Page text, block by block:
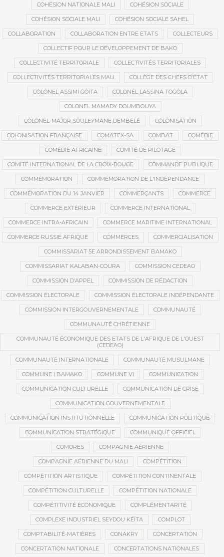
COHÉSION NATIONALE MALI COHÉSION SOCIALE
COHÉSION SOCIALE MALI COHÉSION SOCIALE SAHEL
COLLABORATION COLLABORATION ENTRE ETATS COLLECTEURS
COLLECTIF POUR LE DÉVELOPPEMENT DE BAKO
COLLECTIVITÉ TERRITORIALE COLLECTIVITÉS TERRITORIALES
COLLECTIVITÉS TERRITORIALES MALI COLLÈGE DES CHEFS D’ÉTAT
COLONEL ASSIMI GOÏTA COLONEL LASSINA TOGOLA
COLONEL MAMADY DOUMBOUYA
COLONEL-MAJOR SOULEYMANE DEMBÉLÉ COLONISATION
COLONISATION FRANÇAISE COMATEX-SA COMBAT COMÉDIE
COMÉDIE AFRICAINE COMITÉ DE PILOTAGE
COMITÉ INTERNATIONAL DE LA CROIX-ROUGE COMMANDE PUBLIQUE
COMMÉMORATION COMMÉMORATION DE L'INDÉPENDANCE
COMMÉMORATION DU 14 JANVIER COMMERÇANTS COMMERCE
COMMERCE EXTÉRIEUR COMMERCE INTERNATIONAL
COMMERCE INTRA-AFRICAIN COMMERCE MARITIME INTERNATIONAL
COMMERCE RUSSIE AFRIQUE COMMERCES COMMERCIALISATION
COMMISSARIAT 5E ARRONDISSEMENT BAMAKO
COMMISSARIAT KALABAN-COURA COMMISSION CEDEAO
COMMISSION D’APPEL COMMISSION DE RÉDACTION
COMMISSION ÉLECTORALE COMMISSION ÉLECTORALE INDÉPENDANTE
COMMISSION INTERGOUVERNEMENTALE COMMUNAUTÉ
COMMUNAUTÉ CHRÉTIENNE
COMMUNAUTÉ ÉCONOMIQUE DES ETATS DE L'AFRIQUE DE L'OUEST
(CEDEAO)
COMMUNAUTÉ INTERNATIONALE COMMUNAUTÉ MUSULMANE
COMMUNE I BAMAKO COMMUNE VI COMMUNICATION
COMMUNICATION CULTURELLE COMMUNICATION DE CRISE
COMMUNICATION GOUVERNEMENTALE
COMMUNICATION INSTITUTIONNELLE COMMUNICATION POLITIQUE
COMMUNICATION STRATÉGIQUE COMMUNIQUÉ OFFICIEL
COMORES COMPAGNIE AÉRIENNE
COMPAGNIE AÉRIENNE DU MALI COMPÉTITION
COMPÉTITION ARTISTIQUE COMPÉTITION CONTINENTALE
COMPÉTITION CULTURELLE COMPÉTITION NATIONALE
COMPÉTITIVITÉ ÉCONOMIQUE COMPLÉMENTARITÉ
COMPLEXE INDUSTRIEL SEYDOU KÉÏTA COMPLOT
COMPTABILITÉ-MATIÈRES CONAKRY CONCERTATION
CONCERTATION NATIONALE CONCERTATIONS NATIONALES